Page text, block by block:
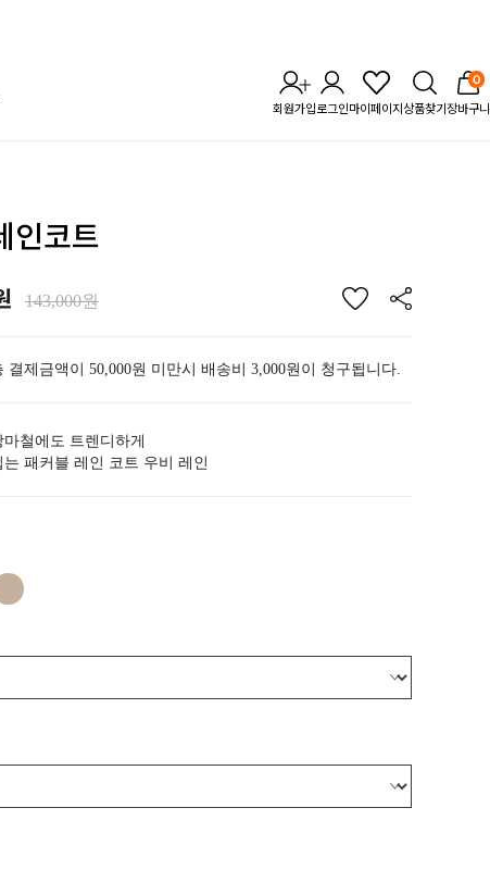
회원가입로그인마이페이지 상품찾기
0
장바구니
인코트
143,000원
결제금액이 50,000원 미만시 배송비 3,000원이 청구됩니다.
마철에도 트렌디하게
는 패커블 레인 코트 우비 레인